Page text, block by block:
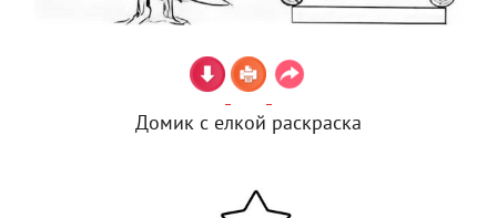
Домик с елкой раскраска